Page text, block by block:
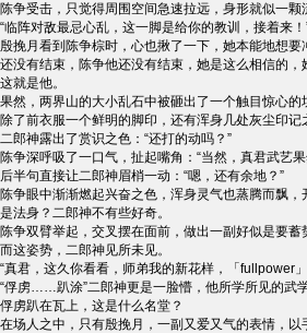
陈争受击，只觉得周围空间急速拉远，身形就似一
“临阵对敌最忌心乱，这一脚是给你的教训，接着来
殷挽月看到陈争棕时，心也揪了一下，她本能地想
还没有结束，陈争他还没有结束，她是这么相信的
这就是他。
果然，两界山的大小乱石中被砸出了一个触目惊心的
除了前衣服一个鲜明的脚印，还有浑身几处灰尘印
二郎神露出了赏识之色：“还打的动吗？”
陈争深呼吸了一口气，扯起嘴角：“当然，真君武艺
后半句直接让二郎神眉梢一动：“嗯，还有余地？”
陈争眼中渐渐燃起兴奋之色，浑身灵气也蒸腾而飘，
是法身？二郎神不有些好奇。
陈争双臂举起，交叉摆在面前，做出一副好似是要蓄
而这姿势，二郎神见所未见。
“真君，这久你看看，师弟我的新花样，「fullpower
“俘虏……趴涂”二郎神更是一脸懵，他所学所见的武
俘虏趴在瓦上，这是什么名堂？
在场人之中，只有殷挽月，一副又爱又气的表情，以